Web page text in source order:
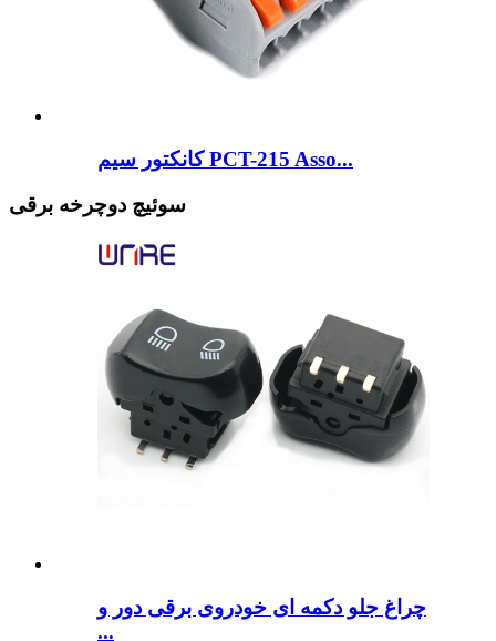
کانکتور سیم PCT-215 Asso...
سوئیچ دوچرخه برقی
چراغ جلو دکمه ای خودروی برقی دور و
...